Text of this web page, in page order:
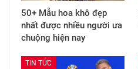
50+ Mẫu hoa khô đẹp
nhất được nhiều người ưa
chuộng hiện nay
TIN TỨC